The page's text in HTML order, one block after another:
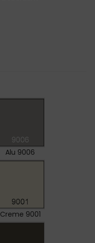
Alu 9006
Creme 9001